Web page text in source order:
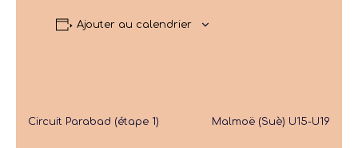
Ajouter au calendrier
Circuit Parabad (étape 1) Malmoë (Suè) U15-U19